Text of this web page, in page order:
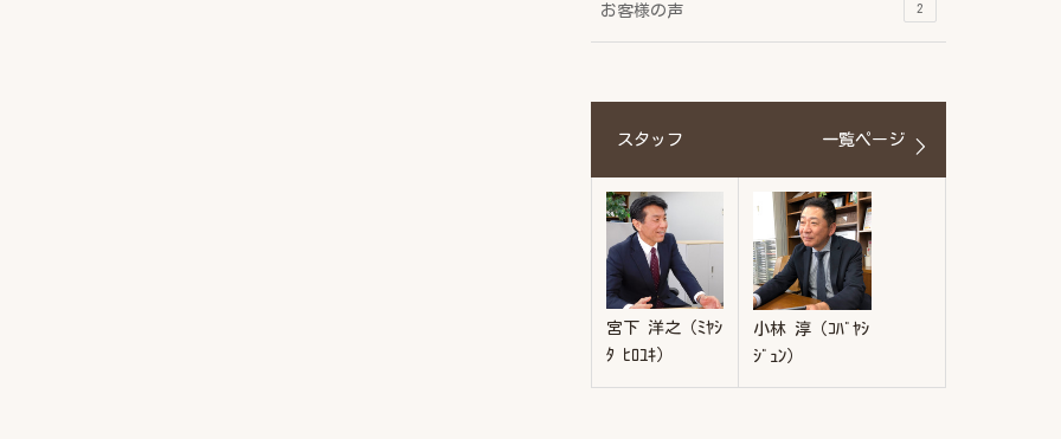
お客様の声 2
スタッフ 一覧ページ
宮下 洋之（ﾐﾔｼ
ﾀ ﾋﾛﾕｷ）
小林 淳（ｺﾊﾞﾔｼ
ｼﾞｭﾝ）